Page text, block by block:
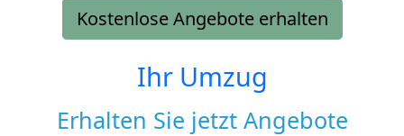
Kostenlose Angebote erhalten
Ihr Umzug
Erhalten Sie jetzt Angebote